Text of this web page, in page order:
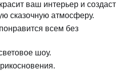
ваш интерьер и создаст
сказочную атмосферу.
всем без
шоу.